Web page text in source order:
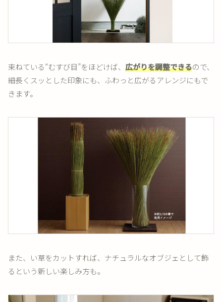
束ねている“むすび目”をほどけば、 広がりを調整できるので、
細長くスッとした印象にも、ふわっと広がるアレンジにもで
きます。
また、い草をカットすれば、ナチュラルなオブジェとして飾
るという新しい楽しみ方も。